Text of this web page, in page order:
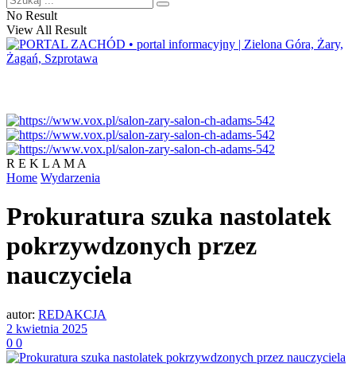
No Result
View All Result
R E K L A M A
Home Wydarzenia
Prokuratura szuka nastolatek
pokrzywdzonych przez
nauczyciela
autor: REDAKCJA
2 kwietnia 2025
0 0